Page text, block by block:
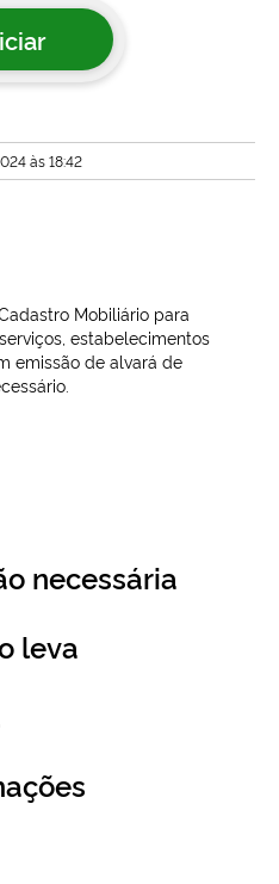
às 18:42
Mobiliário para
estabelecimentos
emissão de alvará de
necessária
leva